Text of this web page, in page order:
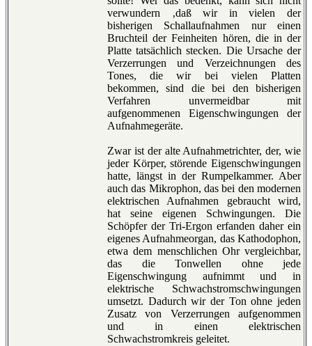
verwundern ‚daß wir in vielen der
bisherigen Schallaufnahmen nur einen
Bruchteil der Feinheiten hören, die in der
Platte tatsächlich stecken. Die Ursache der
Verzerrungen und Verzeichnungen des
Tones, die wir bei vielen Platten
bekommen, sind die bei den bisherigen
Verfahren unvermeidbar mit
aufgenommenen Eigenschwingungen der
Aufnahmegeräte.
Zwar ist der alte Aufnahmetrichter, der, wie
jeder Körper, störende Eigenschwingungen
hatte, längst in der Rumpelkammer. Aber
auch das Mikrophon, das bei den modernen
elektrischen Aufnahmen gebraucht wird,
hat seine eigenen Schwingungen. Die
Schöpfer der Tri-Ergon erfanden daher ein
eigenes Aufnahmeorgan, das Kathodophon,
etwa dem menschlichen Ohr vergleichbar,
das die Tonwellen ohne jede
Eigenschwingung aufnimmt und in
elektrische Schwachstromschwingungen
umsetzt. Dadurch wir der Ton ohne jeden
Zusatz von Verzerrungen aufgenommen
und in einen elektrischen
Schwachstromkreis geleitet.